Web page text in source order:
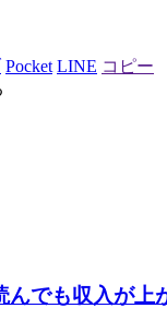
Pocket LINE コピー
んでも収入が上